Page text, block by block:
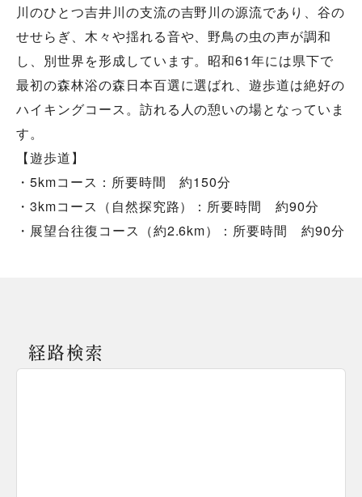
川のひとつ吉井川の支流の吉野川の源流であり、谷の
せせらぎ、木々や揺れる音や、野鳥の虫の声が調和
し、別世界を形成しています。昭和61年には県下で
最初の森林浴の森日本百選に選ばれ、遊歩道は絶好の
ハイキングコース。訪れる人の憩いの場となっていま
す。
【遊歩道】
・5kmコース：所要時間 約150分
・3kmコース（自然探究路）：所要時間 約90分
・展望台往復コース（約2.6km）：所要時間 約90分
経路検索